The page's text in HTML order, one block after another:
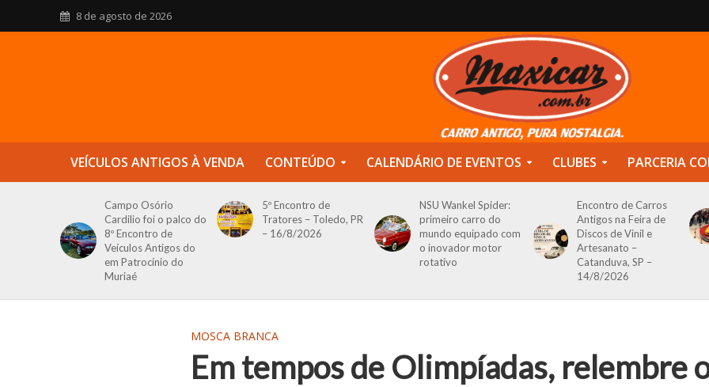
8 de agosto de 2026
VEÍCULOS ANTIGOS À VENDA CONTEÚDO CALENDÁRIO DE EVENTOS CLUBES PARCERIA
Campo Osório
Cardilio foi o palco do
8º Encontro de
Veículos Antigos do
em Patrocínio do
Muriaé
5º Encontro de
Tratores – Toledo, PR
– 16/8/2026
NSU Wankel Spider:
primeiro carro do
mundo equipado com
o inovador motor
rotativo
Encontro de Carros
Antigos na Feira de
Discos de Vinil e
Artesanato –
Catanduva, SP –
14/8/2026
MOSCA BRANCA
Em tempos de Olimpíadas, relembre